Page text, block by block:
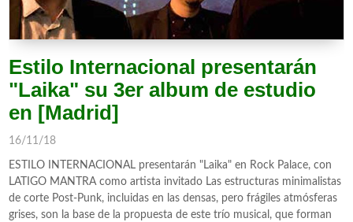
Estilo Internacional presentarán
"Laika" su 3er album de estudio
en [Madrid]
16/11/18
ESTILO INTERNACIONAL presentarán "Laika" en Rock Palace, con
LATIGO MANTRA como artista invitado Las estructuras minimalistas
de corte Post-Punk, incluidas en las densas, pero frágiles atmósferas
grises, son la base de la propuesta de este trío musical, que forman